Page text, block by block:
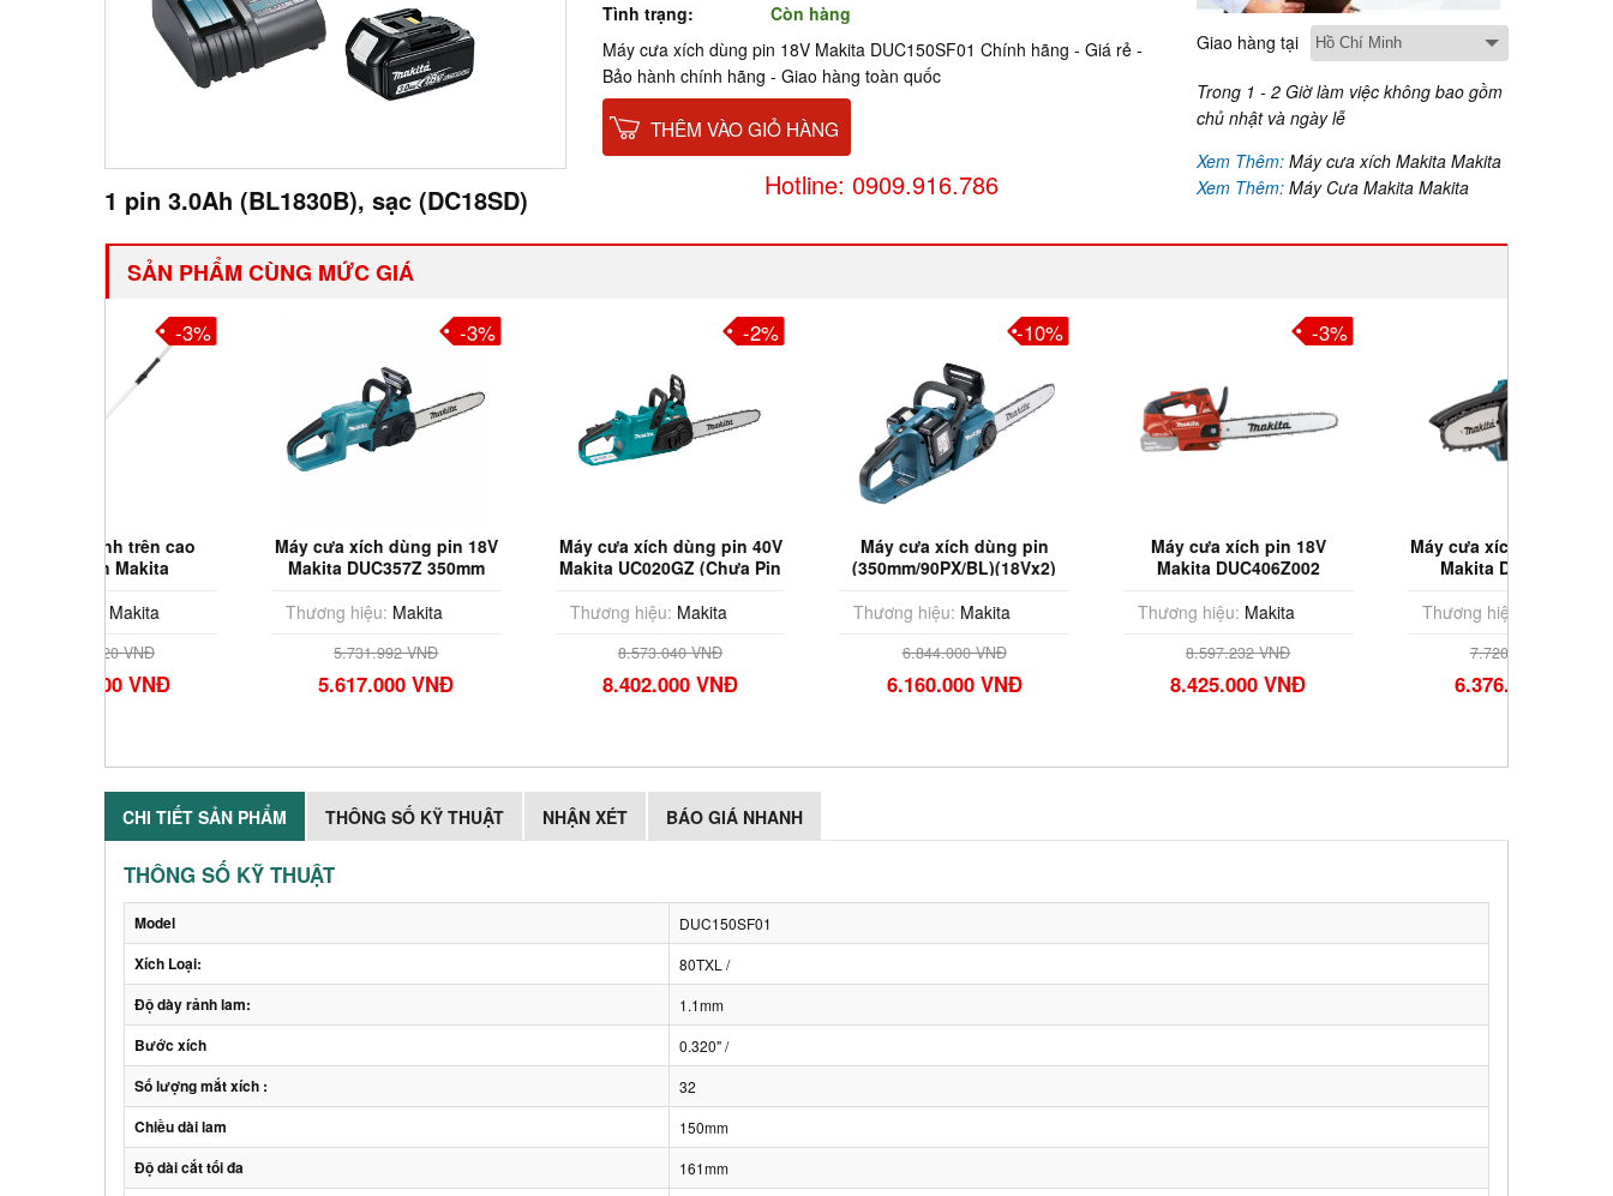
1 pin 3.0Ah (BL1830B), sạc (DC18SD)
Tình trạng:
Còn hàng
Máy cưa xích dùng pin 18V Makita DUC150SF01 Chính hãng - Giá rẻ -
Bảo hành chính hãng - Giao hàng toàn quốc
THÊM VÀO GIỎ HÀNG
Hotline: 0909.916.786
Giao hàng tại
Trong 1 - 2 Giờ làm việc không bao gồm
chủ nhật và ngày lễ
Xem Thêm: Máy cưa xích Makita Makita
Xem Thêm: Máy Cưa Makita Makita
SẢN PHẨM CÙNG MỨC GIÁ
Máy cưa xích dùng pin 18V
Makita DUC357Z 350mm
Thương hiệu:
Makita
Máy cưa xích dùng pin 40V
Makita UC020GZ (Chưa Pin
Thương hiệu:
Makita
Máy cưa xích dùng pin
(350mm/90PX/BL)(18Vx2)
Thương hiệu: Makita
Máy cưa xích pin 18V
Makita DUC406Z002
Thương hiệu:
Makita
Máy cưa xích dùng pin 18V
Makita DUC101SF01
Thương hiệu:
Makita
CHI TIẾT SẢN PHẨM THÔNG SỐ KỸ THUẬT NHẬN XÉT BÁO GIÁ NHANH
THÔNG SỐ KỸ THUẬT
Model DUC150SF01
Xích Loại: 80TXL /
Độ dày rảnh lam: 1.1mm
Bước xích 0.320" /
Số lượng mắt xích : 32
Chiều dài lam 150mm
Độ dài cắt tối đa 161mm